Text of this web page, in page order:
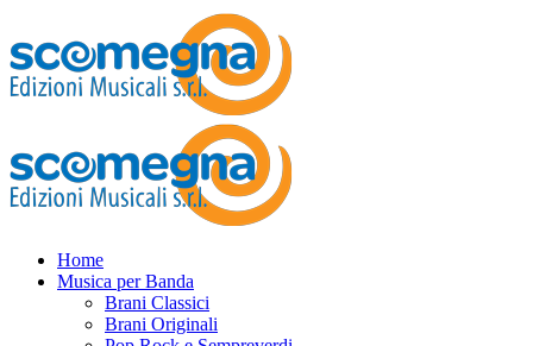
Home
Musica per Banda
Brani Classici
Brani Originali